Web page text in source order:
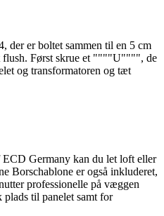
der er boltet sammen til en 5 cm
flush. Først skrue et """"U"""", de
og transformatoren og tæt
Germany kan du let loft eller
Borschablone er også inkluderet,
professionelle på væggen
til panelet samt for